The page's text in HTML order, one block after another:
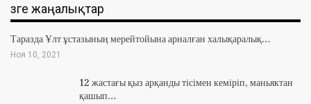
Өзге жаңалықтар
Таразда Ұлт ұстазының мерейтойына арналған халықаралық…
Ноя 10, 2021
12 жастағы қыз арқанды тісімен кеміріп, маньяктан
қашып…